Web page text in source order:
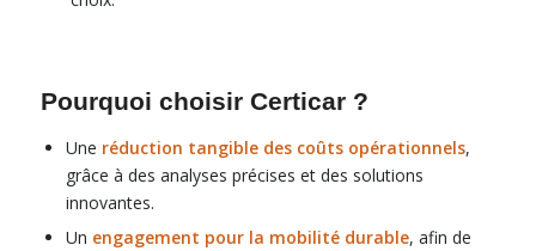
Pourquoi choisir Certicar ?
Une réduction tangible des coûts opérationnels,
grâce à des analyses précises et des solutions
innovantes.
Un engagement pour la mobilité durable, afin de